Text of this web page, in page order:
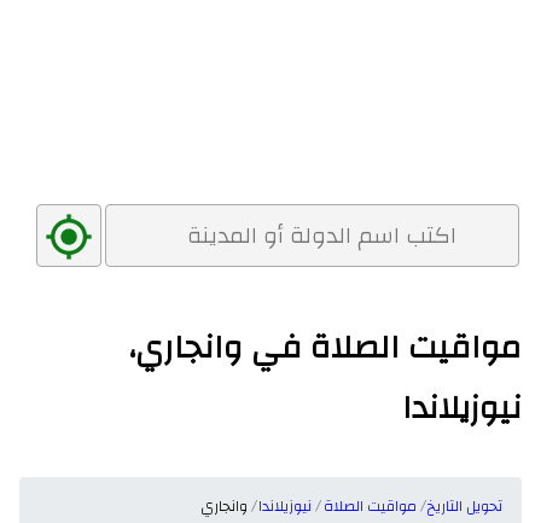
مواقيت الصلاة في وانجاري،
نيوزيلاندا
تحويل التاريخ مواقيت الصلاة نيوزيلاندا وانجاري